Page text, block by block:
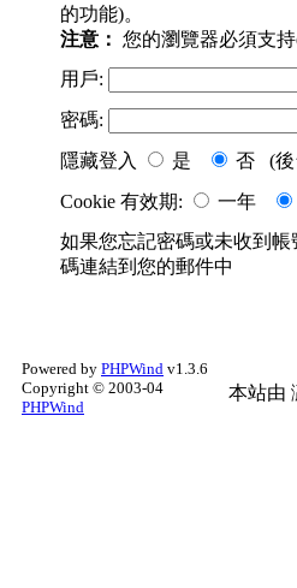
的功能)。
注意： 您的瀏覽器必須支
用戶:
密碼:
隱藏登入
是
否 (後
Cookie 有效期:
一年
如果您忘記密碼或未收到
碼連結到您的郵件中
Powered by PHPWind v1.3.6
Copyright © 2003-04
PHPWind
本站由